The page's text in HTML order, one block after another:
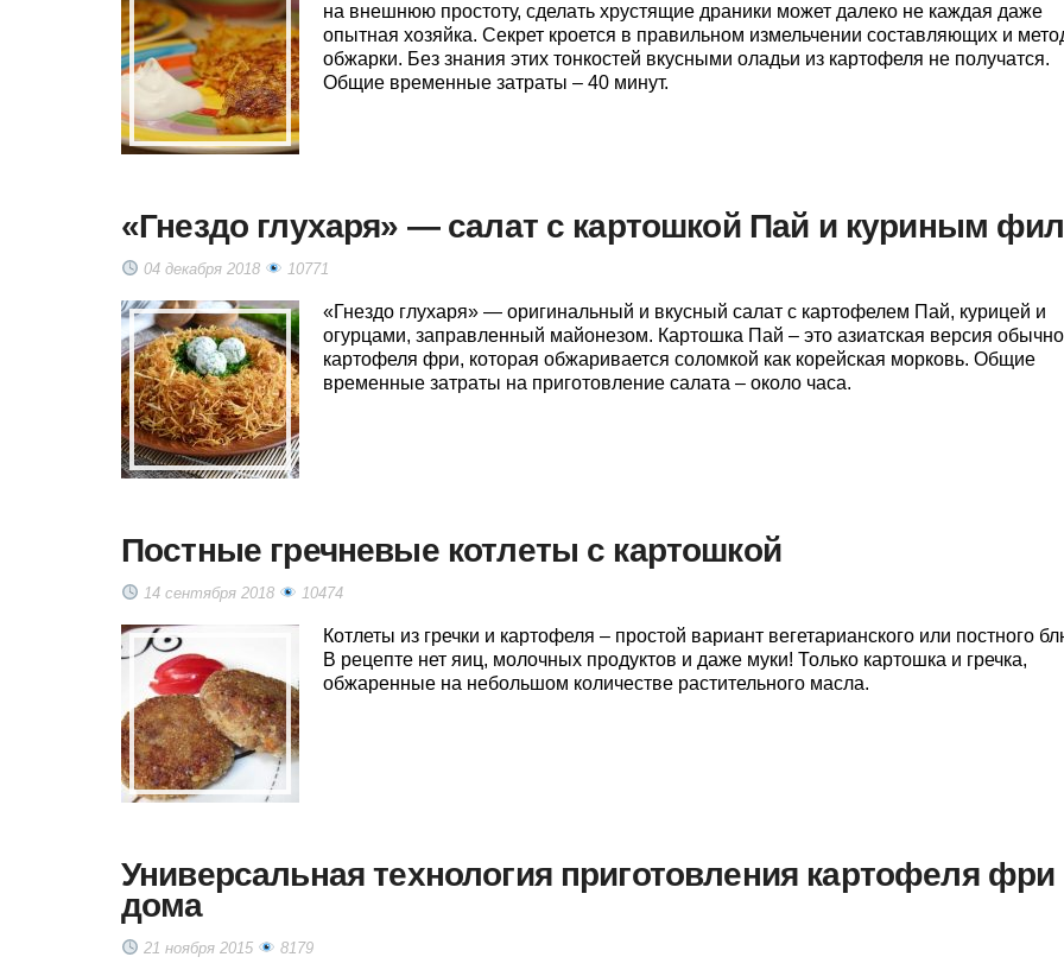
на внешнюю простоту, сделать хрустящие драники может далеко не каждая даже
опытная хозяйка. Секрет кроется в правильном измельчении составляющих и
обжарки. Без знания этих тонкостей вкусными оладьи из картофеля не получатся.
Общие временные затраты – 40 минут.
«Гнездо глухаря» — салат с картошкой Пай и куриным
04 декабря 2018 10771
«Гнездо глухаря» — оригинальный и вкусный салат с картофелем Пай, курицей и
огурцами, заправленный майонезом. Картошка Пай – это азиатская версия
картофеля фри, которая обжаривается соломкой как корейская морковь. Общие
временные затраты на приготовление салата – около часа.
Постные гречневые котлеты с картошкой
14 сентября 2018 10474
Котлеты из гречки и картофеля – простой вариант вегетарианского или постного
В рецепте нет яиц, молочных продуктов и даже муки! Только картошка и гречка,
обжаренные на небольшом количестве растительного масла.
Универсальная технология приготовления картофеля фри
дома
21 ноября 2015 8179